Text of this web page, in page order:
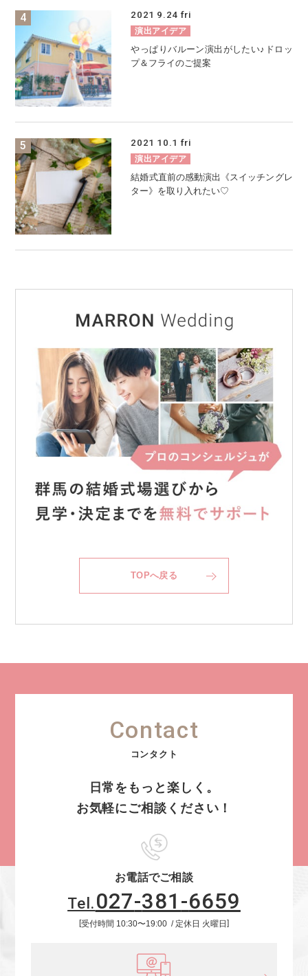
2021 9.24 fri
演出アイデア
やっぱりバルーン演出がしたい♪ドロッ
プ＆フライのご提案
2021 10.1 fri
演出アイデア
結婚式直前の感動演出《スイッチングレ
ター》を取り入れたい♡
TOPへ戻る
Contact
日常をもっと楽しく。
お気軽にご相談ください！
お電話でご相談
Tel.027-381 -6659
受付時間 10:30〜19:00 定休日 火曜日